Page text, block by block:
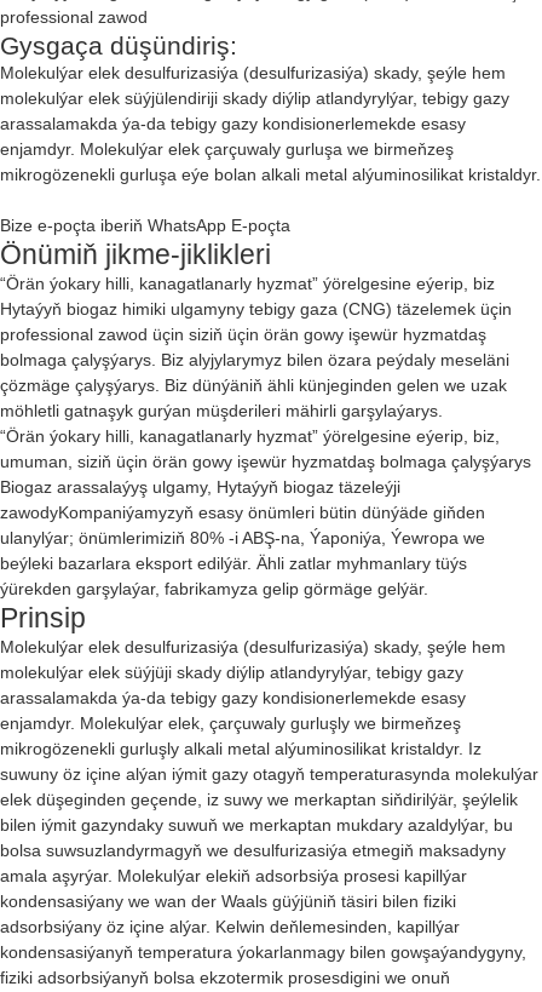
Gysgaça düşündiriş:
Molekulýar elek desulfurizasiýa (desulfurizasiýa) skady, şeýle hem
molekulýar elek süýjülendiriji skady diýlip atlandyrylýar, tebigy gazy
arassalamakda ýa-da tebigy gazy kondisionerlemekde esasy
enjamdyr. Molekulýar elek çarçuwaly gurluşa we birmeňzeş
mikrogözenekli gurluşa eýe bolan alkali metal alýuminosilikat kristaldyr.
Bize e-poçta iberiň WhatsApp E-poçta
Önümiň jikme-jiklikleri
“Örän ýokary hilli, kanagatlanarly hyzmat” ýörelgesine eýerip, biz
Hytaýyň biogaz himiki ulgamyny tebigy gaza (CNG) täzelemek üçin
professional zawod üçin siziň üçin örän gowy işewür hyzmatdaş
bolmaga çalyşýarys. Biz alyjylarymyz bilen özara peýdaly meseläni
çözmäge çalyşýarys. Biz dünýäniň ähli künjeginden gelen we uzak
möhletli gatnaşyk gurýan müşderileri mähirli garşylaýarys.
“Örän ýokary hilli, kanagatlanarly hyzmat” ýörelgesine eýerip, biz,
umuman, siziň üçin örän gowy işewür hyzmatdaş bolmaga çalyşýarys
Biogaz arassalaýyş ulgamy, Hytaýyň biogaz täzeleýji
zawodyKompaniýamyzyň esasy önümleri bütin dünýäde giňden
ulanylýar; önümlerimiziň 80% -i ABŞ-na, Ýaponiýa, Ýewropa we
beýleki bazarlara eksport edilýär. Ähli zatlar myhmanlary tüýs
ýürekden garşylaýar, fabrikamyza gelip görmäge gelýär.
Prinsip
Molekulýar elek desulfurizasiýa (desulfurizasiýa) skady, şeýle hem
molekulýar elek süýjüji skady diýlip atlandyrylýar, tebigy gazy
arassalamakda ýa-da tebigy gazy kondisionerlemekde esasy
enjamdyr. Molekulýar elek, çarçuwaly gurluşly we birmeňzeş
mikrogözenekli gurluşly alkali metal alýuminosilikat kristaldyr. Iz
suwuny öz içine alýan iýmit gazy otagyň temperaturasynda molekulýar
elek düşeginden geçende, iz suwy we merkaptan siňdirilýär, şeýlelik
bilen iýmit gazyndaky suwuň we merkaptan mukdary azaldylýar, bu
bolsa suwsuzlandyrmagyň we desulfurizasiýa etmegiň maksadyny
amala aşyrýar. Molekulýar elekiň adsorbsiýa prosesi kapillýar
kondensasiýany we wan der Waals güýjüniň täsiri bilen fiziki
adsorbsiýany öz içine alýar. Kelwin deňlemesinden, kapillýar
kondensasiýanyň temperatura ýokarlanmagy bilen gowşaýandygyny,
fiziki adsorbsiýanyň bolsa ekzotermik prosesdigini we onuň